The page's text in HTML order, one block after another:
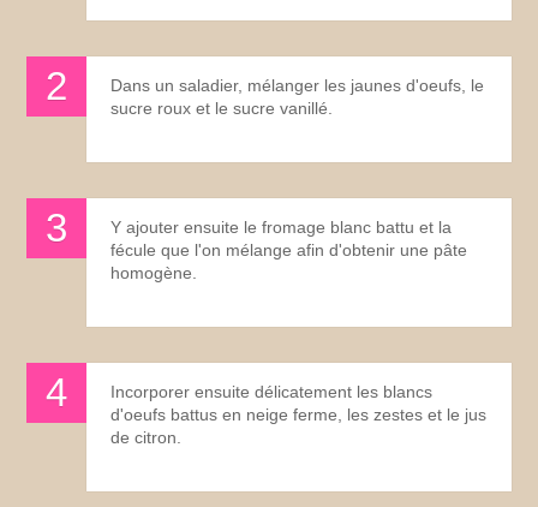
Dans un saladier, mélanger les jaunes d'oeufs, le
sucre roux et le sucre vanillé.
Y ajouter ensuite le fromage blanc battu et la
fécule que l'on mélange afin d'obtenir une pâte
homogène.
Incorporer ensuite délicatement les blancs
d'oeufs battus en neige ferme, les zestes et le jus
de citron.